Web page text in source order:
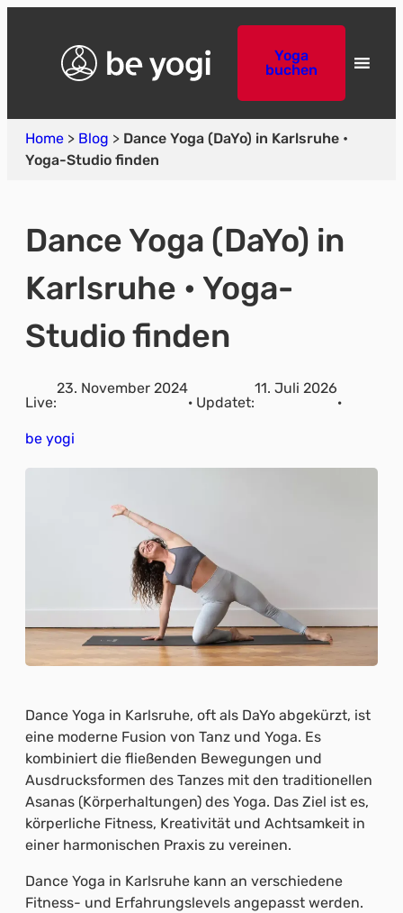
Yoga
buchen
Home > Blog > Dance Yoga (DaYo) in Karlsruhe •
Yoga-Studio finden
Dance Yoga (DaYo) in
Karlsruhe • Yoga-
Studio finden
Live:
23. November 2024
· Updatet:
11. Juli 2026
·
be yogi
Dance Yoga in Karlsruhe, oft als DaYo abgekürzt, ist
eine moderne Fusion von Tanz und Yoga. Es
kombiniert die fließenden Bewegungen und
Ausdrucksformen des Tanzes mit den traditionellen
Asanas (Körperhaltungen) des Yoga. Das Ziel ist es,
körperliche Fitness, Kreativität und Achtsamkeit in
einer harmonischen Praxis zu vereinen.
Dance Yoga in Karlsruhe kann an verschiedene
Fitness- und Erfahrungslevels angepasst werden.